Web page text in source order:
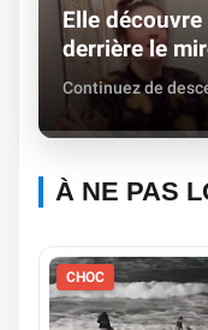
Elle
derrière le
Continuez de
À NE PAS
CHOC